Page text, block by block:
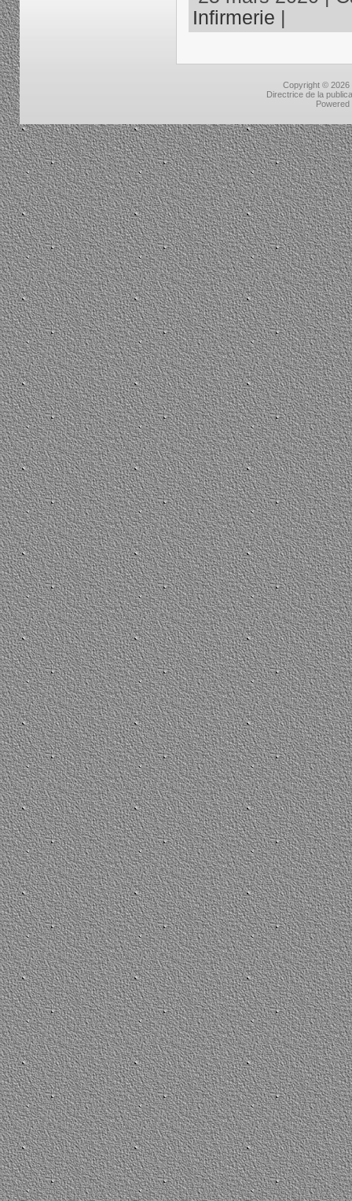
Infirmerie |
Copyright © 2026
Directrice de la